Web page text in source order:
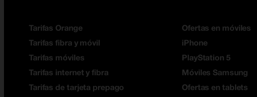
Tarifas Orange
Tarifas fibra y móvil
Tarifas móviles
Tarifas internet y fibra
Tarifas de tarjeta prepago
Ofertas en móviles
iPhone
PlayStation 5
Móviles Samsung
Ofertas en tablets